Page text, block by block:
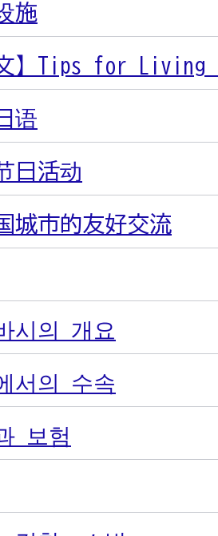
施
文】Tips for Living
语
日活动
城市的友好交流
시의 개요
서의 수속
보험